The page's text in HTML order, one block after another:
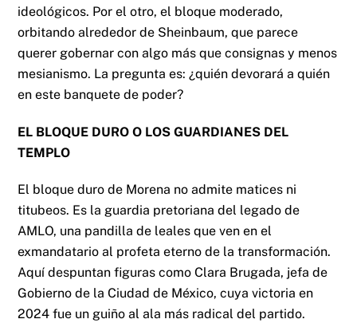
ideológicos. Por el otro, el bloque moderado,
orbitando alrededor de Sheinbaum, que parece
querer gobernar con algo más que consignas y menos
mesianismo. La pregunta es: ¿quién devorará a quién
en este banquete de poder?
EL BLOQUE DURO O LOS GUARDIANES DEL
TEMPLO
El bloque duro de Morena no admite matices ni
titubeos. Es la guardia pretoriana del legado de
AMLO, una pandilla de leales que ven en el
exmandatario al profeta eterno de la transformación.
Aquí despuntan figuras como Clara Brugada, jefa de
Gobierno de la Ciudad de México, cuya victoria en
2024 fue un guiño al ala más radical del partido.